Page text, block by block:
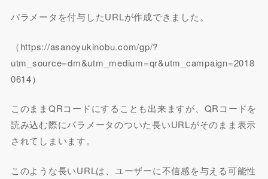
パラメータを付与したURLが作成できました。
（https://asanoyukinobu.com/gp/?
utm_source=dm&utm_medium=qr&utm_campaign=2018
0614）
このままQRコードにすることも出来ますが、QRコードを
読み込む際にパラメータのついた長いURLがそのまま表示
されてしまいます。
このような長いURLは、ユーザーに不信感を与える可能性